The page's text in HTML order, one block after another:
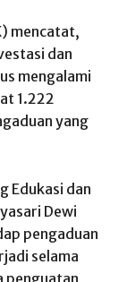
mencatat,
dan
mengalami
1.222
yang
Edukasi dan
Dewi
pengaduan
selama